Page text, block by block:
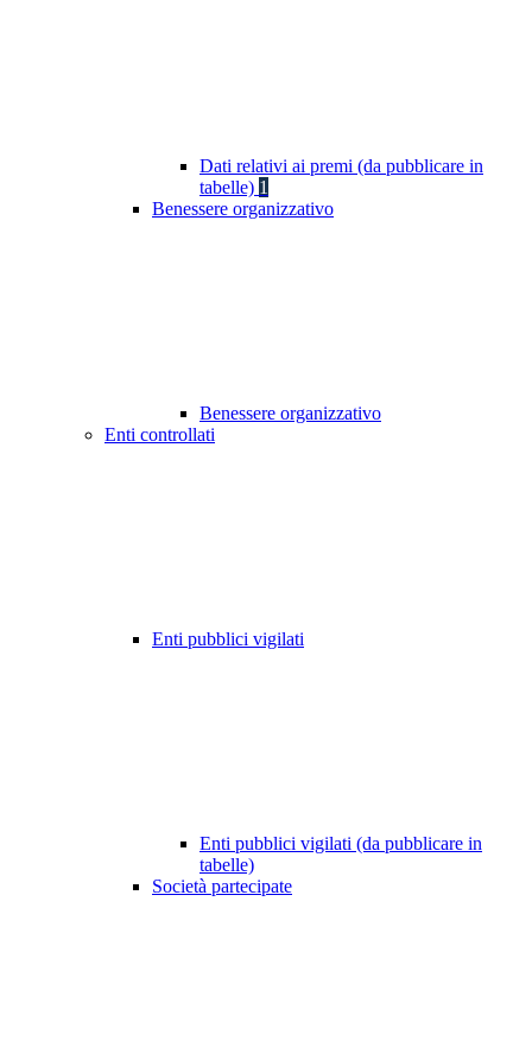
Dati relativi ai premi (da pubblicare in
tabelle) 1
Benessere organizzativo
Benessere organizzativo
Enti controllati
Enti pubblici vigilati
Enti pubblici vigilati (da pubblicare in
tabelle)
Società partecipate